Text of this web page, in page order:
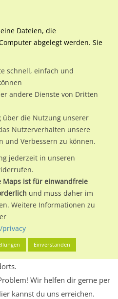
Hamburg
Hamburg, Freie und
U-Bf HafenCity Univ. SH
am Standort U-Bf
Baakenhafenim Ortsteil
und Hansestadt.
Werbeflächen individuelle und
undLeistungswerte. Damit
Buchung im Detail über den
Werbewirkung sowie
den zugelassenen
im unteren Teil dieser Seite
Wir helfen dir gerne per
kannst du uns erreichen.
Dateien, die
abgelegt werden. Sie
schnell, einfach und
andere Dienste von Dritten
über die Nutzung unserer
Nutzerverhalten unsere
und Verbessern zu können.
jederzeit in unseren
Maps ist für einwandfreie
und muss daher im
Weitere Informationen zu
privacy
Einverstanden